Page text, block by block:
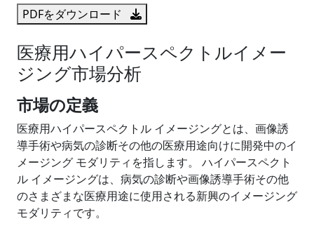
PDFをダウンロード
医療用ハイパースペクトルイメー
ジング市場分析
市場の定義
医療用ハイパースペクトル イメージングとは、画像誘
導手術や病気の診断その他の医療用途向けに開発中のイ
メージング モダリティを指します。 ハイパースペクト
ル イメージングは、病気の診断や画像誘導手術その他
のさまざまな医療用途に使用される新興のイメージング
モダリティです。